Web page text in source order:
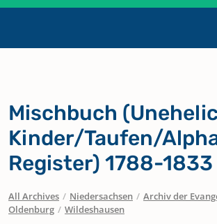
Mischbuch
Kinder/Taufen/
Register) 1788-1833
All Archives / Niedersachsen / Archiv der
Oldenburg / Wildeshausen